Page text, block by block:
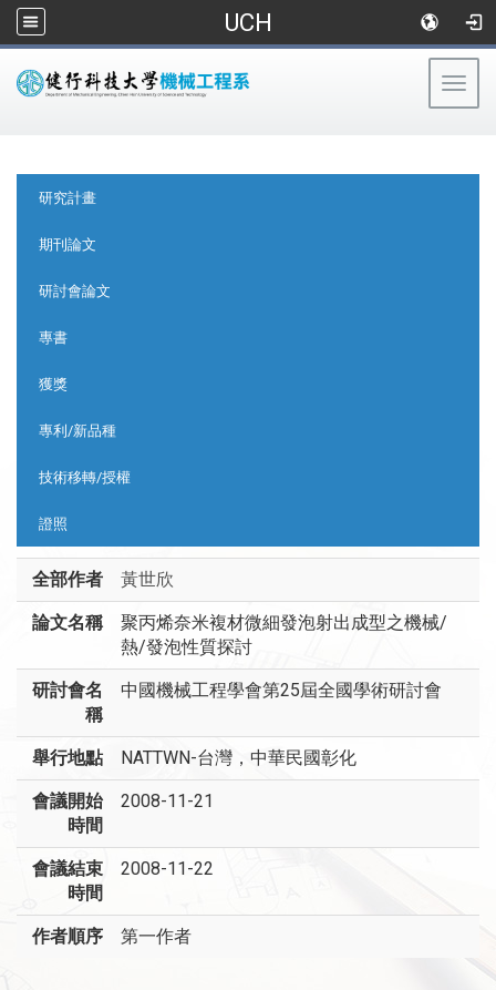
UCH
研究計畫
期刊論文
研討會論文
專書
獲獎
專利/新品種
技術移轉/授權
證照
全部作者 黃世欣
論文名稱
聚丙烯奈米複材微細發泡射出成型之機械/
熱/發泡性質探討
研討會名
稱
中國機械工程學會第25屆全國學術研討會
舉行地點 NATTWN-台灣，中華民國彰化
會議開始
時間
2008-11-21
會議結束
時間
2008-11-22
作者順序 第一作者